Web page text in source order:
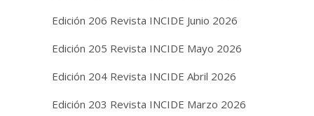
Edición 206 Revista INCIDE Junio 2026
Edición 205 Revista INCIDE Mayo 2026
Edición 204 Revista INCIDE Abril 2026
Edición 203 Revista INCIDE Marzo 2026